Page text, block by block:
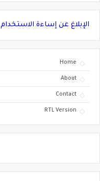
الإبلاغ عن إساءة الاستخدام
Home
About
Contact
RTL Version